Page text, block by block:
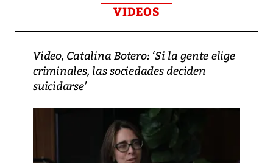
VIDEOS
Video, Catalina Botero: ‘Si la gente elige
criminales, las sociedades deciden
suicidarse’